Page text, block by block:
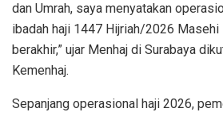
dan Umrah, saya menyatakan
ibadah haji 1447 Hijriah/2026
berakhir,” ujar Menhaj di Surabaya
Kemenhaj.
Sepanjang operasional haji 2026,